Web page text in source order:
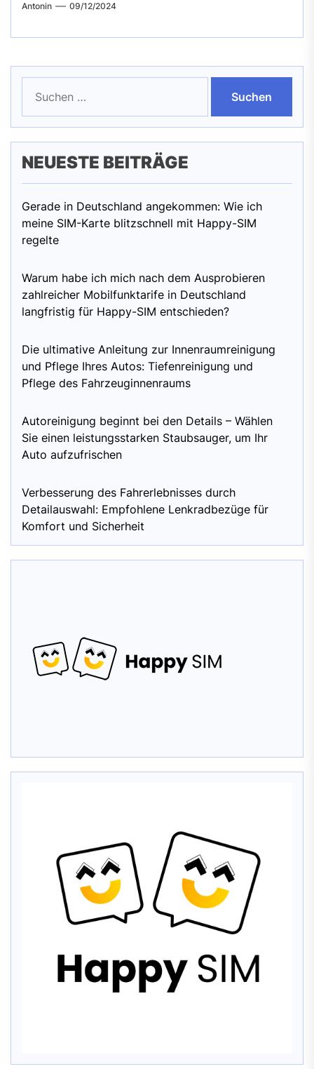
Antonin 09/12/2024
nach:
NEUESTE BEITRÄGE
Gerade in Deutschland angekommen: Wie ich
meine SIM-Karte blitzschnell mit Happy-SIM
regelte
Warum habe ich mich nach dem Ausprobieren
zahlreicher Mobilfunktarife in Deutschland
langfristig für Happy-SIM entschieden?
Die ultimative Anleitung zur Innenraumreinigung
und Pflege Ihres Autos: Tiefenreinigung und
Pflege des Fahrzeuginnenraums
Autoreinigung beginnt bei den Details – Wählen
Sie einen leistungsstarken Staubsauger, um Ihr
Auto aufzufrischen
Verbesserung des Fahrerlebnisses durch
Detailauswahl: Empfohlene Lenkradbezüge für
Komfort und Sicherheit